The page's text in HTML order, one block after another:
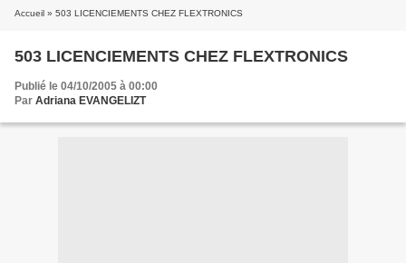
Accueil » 503 LICENCIEMENTS CHEZ FLEXTRONICS
503 LICENCIEMENTS CHEZ FLEXTRONICS
Publié le 04/10/2005 à 00:00
Par Adriana EVANGELIZT